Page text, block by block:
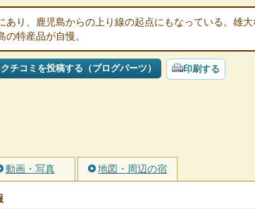
あり、鹿児島からの上り線の起点にもなっている。雄大
の特産品が自慢。
チコミを投稿する（ブログパーツ） 印刷する
動画・写真 地図・周辺の宿